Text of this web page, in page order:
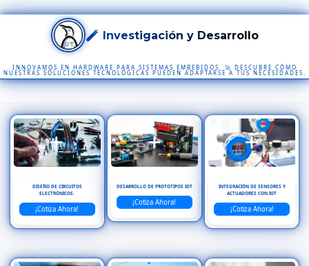
🧪 Investigación y Desarrollo
INNOVAMOS EN HARDWARE PARA SISTEMAS EMBEBIDOS. 🚀 DESCUBRE CÓMO
NUESTRAS SOLUCIONES TECNOLÓGICAS PUEDEN ADAPTARSE A TUS NECESIDADES.
DISEÑO DE CIRCUITOS
ELECTRÓNICOS.
¡Cotiza Ahora!
DESARROLLO DE PROTOTIPOS IOT
¡Cotiza Ahora!
INTEGRACIÓN DE SENSORES Y
ACTUADORES CON IOT
¡Cotiza Ahora!